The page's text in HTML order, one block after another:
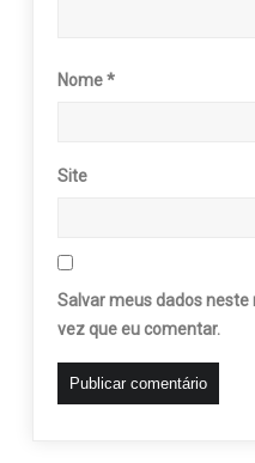
Nome*
Site
Salvar meus dados
vez que eu comentar.